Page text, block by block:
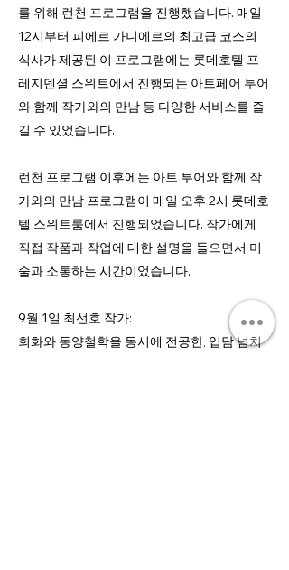
를 위해 런천 프로그램을 진행했습니다. 매일
12시부터 피에르 가니에르의 최고급 코스의
식사가 제공된 이 프로그램에는 롯데호텔 프
레지덴셜 스위트에서 진행되는 아트페어 투어
와 함께 작가와의 만남 등 다양한 서비스를 즐
길 수 있었습니다.
런천 프로그램 이후에는 아트 투어와 함께 작
가와의 만남 프로그램이 매일 오후 2시 롯데호
텔 스위트룸에서 진행되었습니다. 작가에게
직접 작품과 작업에 대한 설명을 들으면서 미
술과 소통하는 시간이었습니다.
9월 1일 최선호 작가:
회화와 동양철학을 동시에 전공한, 입담 넘치